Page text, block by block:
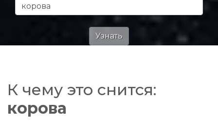
К чему это снится:
корова